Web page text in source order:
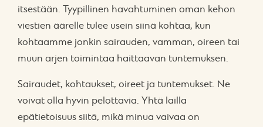
itsestään. Tyypillinen havahtuminen oman kehon
viestien äärelle tulee usein siinä kohtaa, kun
kohtaamme jonkin sairauden, vamman, oireen tai
muun arjen toimintaa haittaavan tuntemuksen.
Sairaudet, kohtaukset, oireet ja tuntemukset. Ne
voivat olla hyvin pelottavia. Yhtä lailla
epätietoisuus siitä, mikä minua vaivaa on